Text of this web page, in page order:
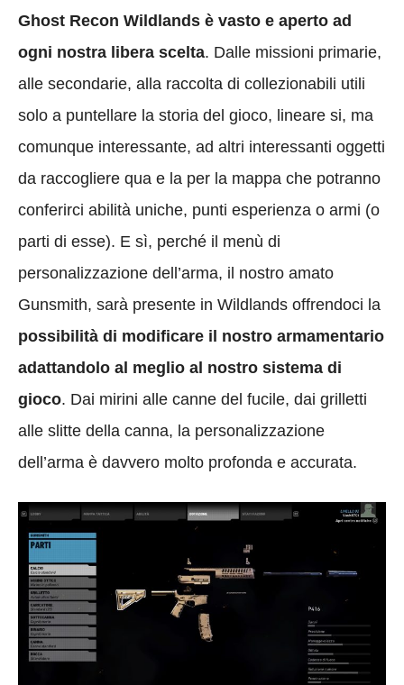
Ghost Recon Wildlands è vasto e aperto ad
ogni nostra libera scelta. Dalle missioni primarie,
alle secondarie, alla raccolta di collezionabili utili
solo a puntellare la storia del gioco, lineare si, ma
comunque interessante, ad altri interessanti oggetti
da raccogliere qua e la per la mappa che potranno
conferirci abilità uniche, punti esperienza o armi (o
parti di esse). E sì, perché il menù di
personalizzazione dell’arma, il nostro amato
Gunsmith, sarà presente in Wildlands offrendoci la
possibilità di modificare il nostro armamentario
adattandolo al meglio al nostro sistema di
gioco. Dai mirini alle canne del fucile, dai grilletti
alle slitte della canna, la personalizzazione
dell’arma è davvero molto profonda e accurata.